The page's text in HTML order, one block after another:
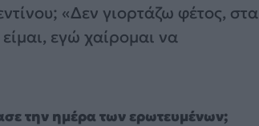
«Δεν γιορτάζω φέτος, στα
εγώ χαίρομαι να
την ημέρα των ερωτευμένων;